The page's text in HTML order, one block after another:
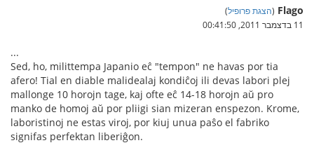
Flago
(הצגת פרופיל)
11 בדצמבר 2011, 00:41:50
...
Sed, ho, milittempa Japanio eĉ "tempon" ne havas por tia
afero! Tial en diable malidealaj kondiĉoj ili devas labori plej
mallonge 10 horojn tage, kaj ofte eĉ 14-18 horojn aŭ pro
manko de homoj aŭ por pliigi sian mizeran enspezon. Krome,
laboristinoj ne estas viroj, por kiuj unua paŝo el fabriko
signifas perfektan liberiĝon.